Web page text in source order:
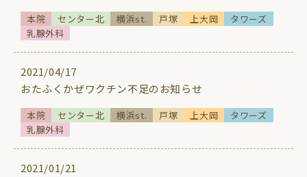
本院 センター北 横浜st. 戸塚 上大岡
タワーズ
乳腺外科
2021/04/17
おたふくかぜワクチン不足のお知らせ
本院 センター北 横浜st. 戸塚 上大岡
タワーズ
乳腺外科
2021/01/21